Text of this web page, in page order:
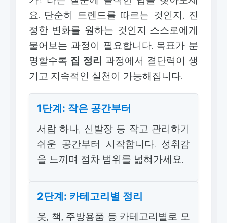
요. 단순히 트렌드를 따르는 것인지, 진
정한 변화를 원하는 것인지 스스로에게
물어보는 과정이 필요합니다. 목표가 분
명할수록 집 정리 과정에서 결단력이 생
기고 지속적인 실천이 가능해집니다.
1단계: 작은 공간부터
서랍 하나, 신발장 등 작고 관리하기
쉬운 공간부터 시작합니다. 성취감
을 느끼며 점차 범위를 넓혀가세요.
2단계: 카테고리별 정리
옷, 책, 주방용품 등 카테고리별로 모